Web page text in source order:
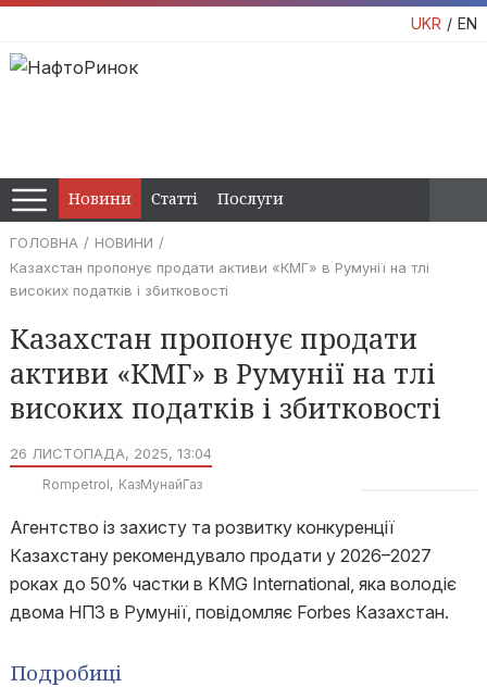
UKR EN
Новини Статті Послуги
ГОЛОВНА
НОВИНИ
Казахстан пропонує продати активи «КМГ» в Румунії на тлі
високих податків і збитковості
Казахстан пропонує продати
активи «КМГ» в Румунії на тлі
високих податків і збитковості
26 ЛИСТОПАДА, 2025, 13:04
Rompetrol КазМунайГаз
Агентство із захисту та розвитку конкуренції
Казахстану рекомендувало продати у 2026–2027
роках до 50% частки в KMG International, яка володіє
двома НПЗ в Румунії, повідомляє Forbes Казахстан.
Подробиці